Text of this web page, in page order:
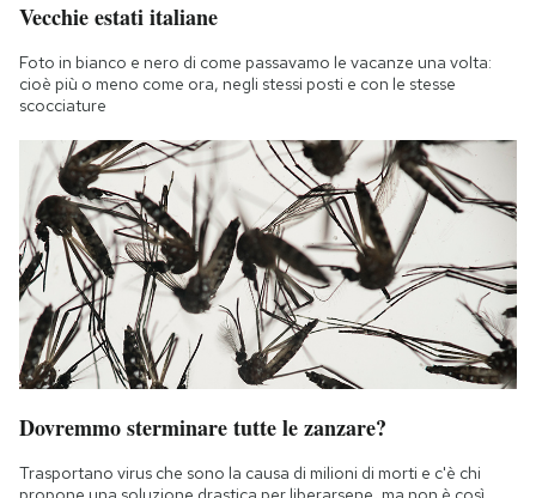
Vecchie estati italiane
Foto in bianco e nero di come passavamo le vacanze una volta:
cioè più o meno come ora, negli stessi posti e con le stesse
scocciature
Dovremmo sterminare tutte le zanzare?
Trasportano virus che sono la causa di milioni di morti e c'è chi